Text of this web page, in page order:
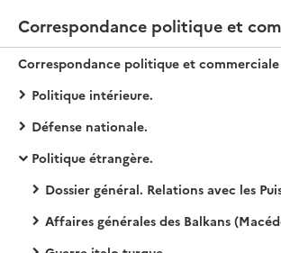
Politique intérieure.
Défense nationale.
Politique étrangère.
Dossier général. Relations avec les Puissances (question d'Orient,
Affaires générales des Balkans (Macédoine,